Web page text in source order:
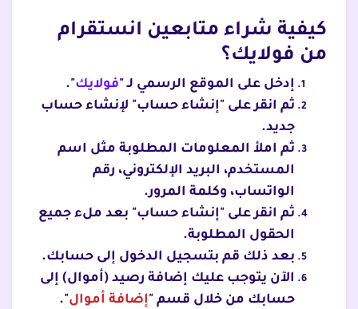
كيفية شراء متابعين انستقرام
من فولايك؟
إدخل على الموقع الرسمي لـ "فولايك".
ثم انقر على "إنشاء حساب" لإنشاء حساب
جديد.
ثم املأ المعلومات المطلوبة مثل اسم
المستخدم، البريد الإلكتروني، رقم
الواتساب، وكلمة المرور.
ثم انقر على "إنشاء حساب" بعد ملء جميع
الحقول المطلوبة.
بعد ذلك قم بتسجيل الدخول إلى حسابك.
الآن يتوجب عليك إضافة رصيد (أموال) إلى
حسابك من خلال قسم "إضافة أموال".